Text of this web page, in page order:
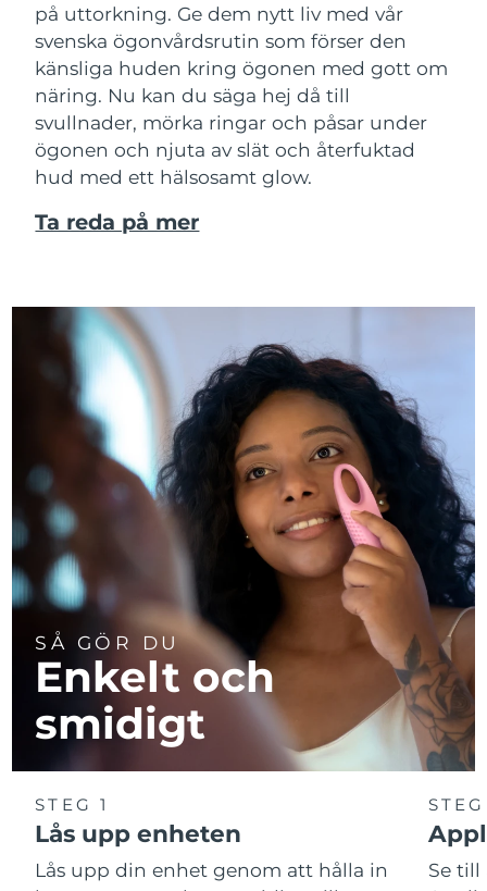
på uttorkning. Ge dem nytt liv med vår
svenska ögonvårdsrutin som förser den
känsliga huden kring ögonen med gott om
näring. Nu kan du säga hej då till
svullnader, mörka ringar och påsar under
ögonen och njuta av slät och återfuktad
hud med ett hälsosamt glow.
Ta reda på mer
SÅ GÖR DU
Enkelt och
smidigt
STEG 1
Lås upp enheten
Lås upp din enhet genom att hålla in
Se